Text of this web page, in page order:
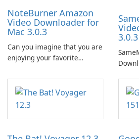
NoteBurner Amazon
Video Downloader for
Mac 3.0.3
Can you imagine that you are
enjoying your favorite
lying on the beach, camping
in the woods or even during
your long commute to work
3.0.3